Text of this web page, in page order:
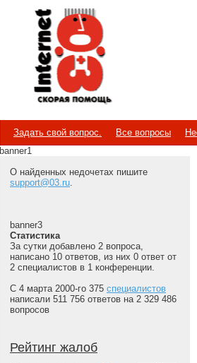
Internet
Скорая помощь
Задать свой вопрос. Все вопросы
banner1
О найденных недочетах пишите
support@03.ru.
banner3
Статистика
За сутки добавлено 2 вопроса,
написано 10 ответов, из них 0 ответ от
2 специалистов в 1 конференции.
С 4 марта 2000-го 375 специалистов
написали 511 756 ответов на 2 329 486
вопросов
Рейтинг жалоб